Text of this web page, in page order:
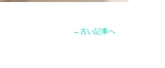
←古い記事へ